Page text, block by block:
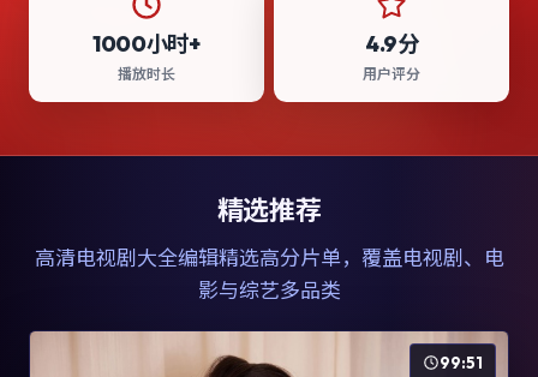
1000小时+
播放时长
4.9分
用户评分
精选推荐
高清电视剧大全编辑精选高分片单，覆盖电视剧、电
影与综艺多品类
99:51